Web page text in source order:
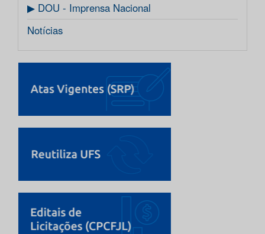
▶ DOU - Imprensa Nacional
Notícias